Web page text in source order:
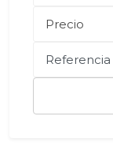
Precio